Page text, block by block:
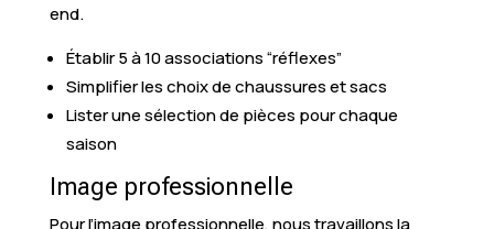
end.
Établir 5 à 10 associations “réflexes”
Simplifier les choix de chaussures et sacs
Lister une sélection de pièces pour chaque
saison
Image professionnelle
Pour l’image professionnelle, nous travaillons la